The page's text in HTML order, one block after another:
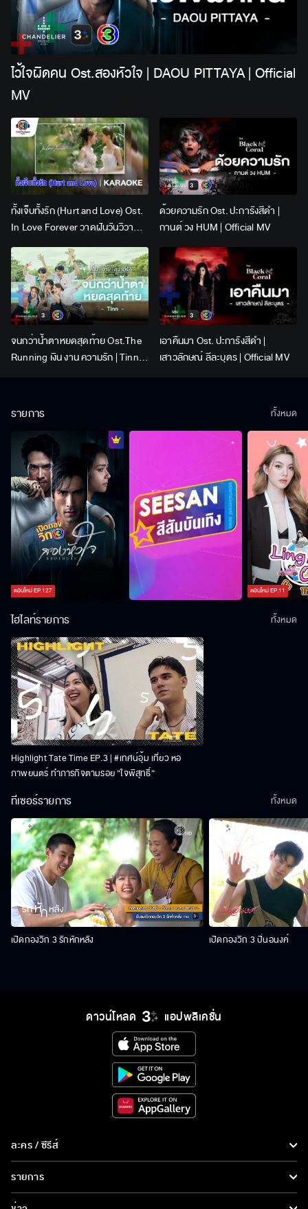
ไว้ใจผิดคน Ost.สองหัวใจ | DAOU PITTAYA | Official
MV
ทั้งเจ็บทั้งรัก (Hurt and Love) Ost.
In Love Forever วาดฝันวันวิวาห์ |
Lingling Kwong x Orm
Kornnaphat | Official Karaoke
ด้วยความรัก Ost. ปะการังสีดำ |
กานต์ วง HUM | Official MV
จนกว่าน้ำตาหยดสุดท้าย Ost.The
Running เงิน งาน ความรัก | Tinn |
เอาคืนมา Ost. ปะการังสีดำ |
เสาวลักษณ์ ลีละบุตร | Official MV
รายการ
ตอนใหม่EP.127 ตอนใหม่EP.11
ทั้งหมด
ไฮไลท์รายการ
Highlight Tate Time EP.3 | #เทศน์อุ้ม เที่ยว หอ
ภาพยนตร์ ทำภารกิจตามรอย “ใจพิสุทธิ์“
ทั้งหมด
ทีเซอร์รายการ
เปิดกองวิก 3 รักหักหลัง เปิดกองวิก 3 ปิ่นอนงค์
ทั้งหมด
ดาวน์โหลด แอปพลิเคชั่น
ละคร / ซีรีส์
ละคร/ซีรีส์
ซีรีส์นานาชาติ
รายการ
รายการทั้งหมด